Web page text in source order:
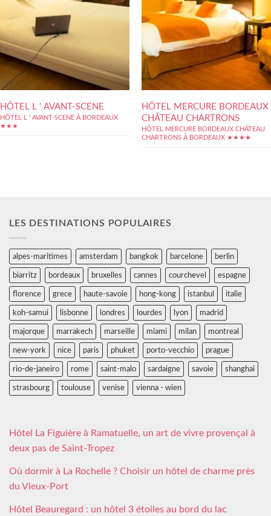
HÔTEL L ‘ AVANT-SCENE
HÔTEL L ' AVANT-SCENE À BORDEAUX
★★★
HÔTEL MERCURE BORDEAUX
CHÂTEAU CHARTRONS
HÔTEL MERCURE BORDEAUX CHÂTEAU
CHARTRONS À BORDEAUX ★★★★
LES DESTINATIONS POPULAIRES
alpes-maritimes amsterdam bangkok barcelone berlin
biarritz bordeaux bruxelles cannes courchevel espagne
florence grece haute-savoie hong-kong istanbul italie
koh-samui lisbonne londres lourdes lyon madrid
majorque marrakech marseille miami milan montreal
new-york nice paris phuket porto-vecchio prague
rio-de-janeiro rome saint-malo sardaigne savoie shanghai
strasbourg toulouse venise vienna - wien
Hôtel La Figuière à Ramatuelle, un art de vivre provençal à
deux pas de Saint-Tropez
Où dormir à La Rochelle ? Choisir un hôtel de charme près
du Vieux-Port
Hôtel Beauregard : un hôtel 3 étoiles au bord du lac